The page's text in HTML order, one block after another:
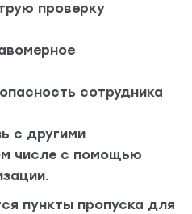
проверку
сотрудника
с другими
числе с помощью
пункты пропуска для